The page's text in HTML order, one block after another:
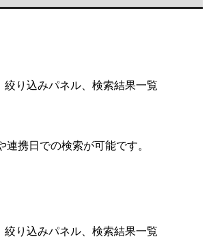
絞り込みパネル、検索結果一覧
連携日での検索が可能です。
絞り込みパネル、検索結果一覧